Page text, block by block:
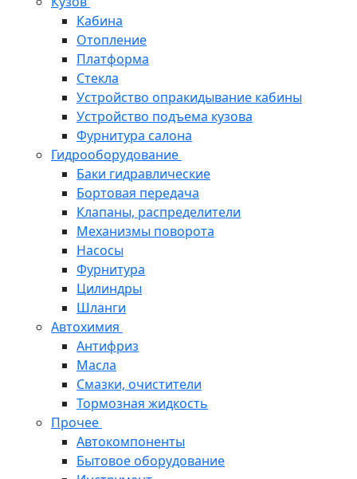
Кабина
Отопление
Платформа
Стекла
Устройство опракидывание кабины
Устройство подъема кузова
Фурнитура салона
Гидрооборудование
Баки гидравлические
Бортовая передача
Клапаны, распределители
Механизмы поворота
Насосы
Фурнитура
Цилиндры
Шланги
Автохимия
Антифриз
Масла
Смазки, очистители
Тормозная жидкость
Прочее
Автокомпоненты
Бытовое оборудование